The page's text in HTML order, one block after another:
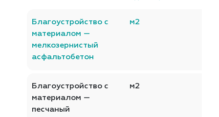
Благоустройство с
материалом —
мелкозернистый
асфальтобетон
м2
Благоустройство с
материалом —
песчаный
м2